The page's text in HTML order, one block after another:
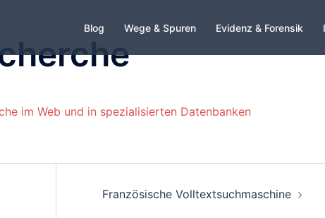
Blog Wege & Spuren Evidenz & Forensik
im Web und in spezialisierten Datenbanken
Französische Volltextsuchmaschine